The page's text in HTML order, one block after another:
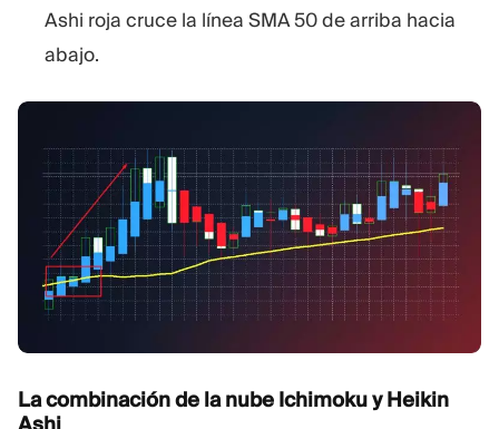
Ashi roja cruce la línea SMA 50 de arriba hacia
abajo.
La combinación de la nube Ichimoku y Heikin